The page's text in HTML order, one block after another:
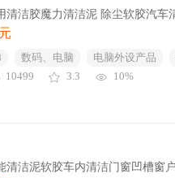
清洁胶魔力清洁泥 除尘软胶汽车
数码、电脑 电脑外设产品
10499
3.3 10%
清洁泥软胶车内清洁门窗凹槽窗